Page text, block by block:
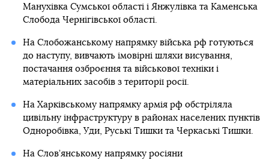
Манухівка Сумської області і Янжулівка та Каменська
Слобода Чернігівської області.
На Слобожанському напрямку війська рф готуються
до наступу, вивчають імовірні шляхи висування,
постачання озброєння та військової техніки і
матеріальних засобів з території росії.
На Харківському напрямку армія рф обстріляла
цивільну інфраструктуру в районах населених пунктів
Одноробівка, Уди, Руські Тишки та Черкаські Тишки.
На Слов’янському напрямку росіяни